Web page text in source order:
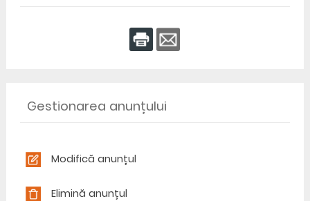
Gestionarea anunțului
Modifică anunțul
Elimină anunțul